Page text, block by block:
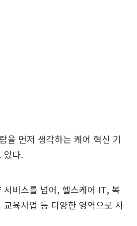
을 먼저 생각하는 케어 혁신 기
있다.
서비스를 넘어, 헬스케어 IT, 복
육사업 등 다양한 영역으로 사